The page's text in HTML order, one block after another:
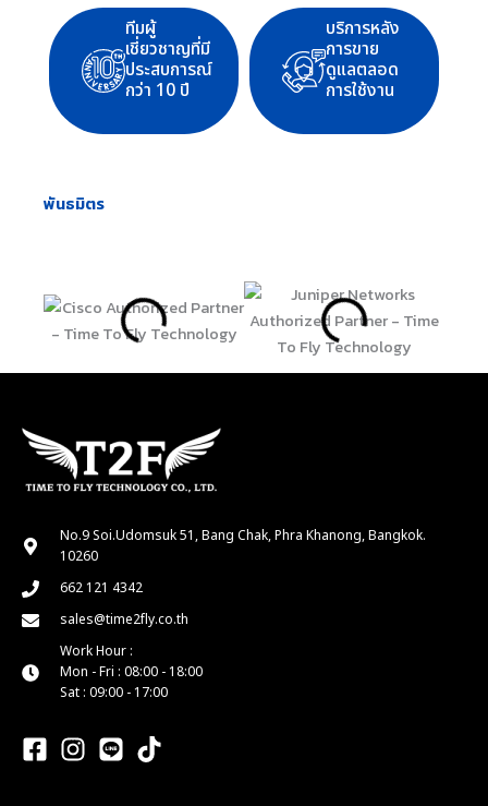
ทีมผู้
เชี่ยวชาญที่มี
ประสบการณ์
กว่า 10 ปี
บริการหลัง
การขาย
ดูแลตลอด
การใช้งาน
พันธมิตร
No.9 Soi.Udomsuk 51, Bang Chak, Phra Khanong, Bangkok.
10260
662 121 4342
sales@time2fly.co.th
Work Hour :
Mon - Fri : 08:00 - 18:00
Sat : 09:00 - 17:00